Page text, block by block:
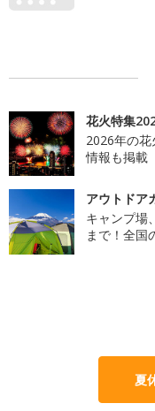
花火特集
2026年の
情報も掲載
アウトドア
キャンプ場
まで！全国
夏